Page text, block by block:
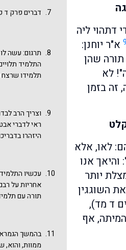
דתהוי ליה
9 א"ר יוחנן:
תורה שהן
לא
בזמן
לאו, אלא
אנו
יותר
השוגגין
ד מד),
אף
להמית
- סמא
הלשון
ההלכה
כדורבנות"
תורה מול
תורה שיש בה
רבא על מי
תורה.
דברים פרק ד
תרגום: עשה
התלמיד
תלמידו
וצריך הרב
ראי לדברי
היזהרו
מעט בדברינו
לנושא שלנו.
בפנים רבות
לרוצחים
עכשיו
אחריות על
תורה עם
בהמשך הגמרא
ממוות, והוא,